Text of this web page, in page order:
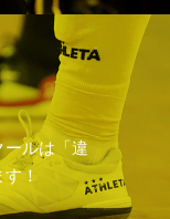
ルは「違
！